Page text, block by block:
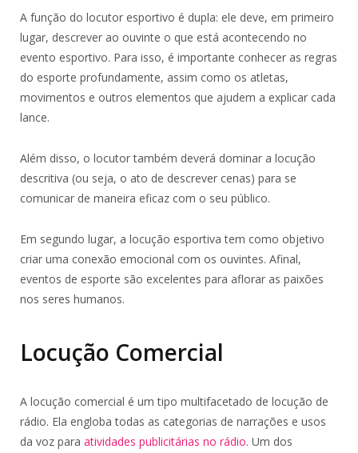
A função do locutor esportivo é dupla: ele deve, em primeiro
lugar, descrever ao ouvinte o que está acontecendo no
evento esportivo. Para isso, é importante conhecer as regras
do esporte profundamente, assim como os atletas,
movimentos e outros elementos que ajudem a explicar cada
lance.
Além disso, o locutor também deverá dominar a locução
descritiva (ou seja, o ato de descrever cenas) para se
comunicar de maneira eficaz com o seu público.
Em segundo lugar, a locução esportiva tem como objetivo
criar uma conexão emocional com os ouvintes. Afinal,
eventos de esporte são excelentes para aflorar as paixões
nos seres humanos.
Locução Comercial
A locução comercial é um tipo multifacetado de locução de
rádio. Ela engloba todas as categorias de narrações e usos
da voz para atividades publicitárias no rádio. Um dos